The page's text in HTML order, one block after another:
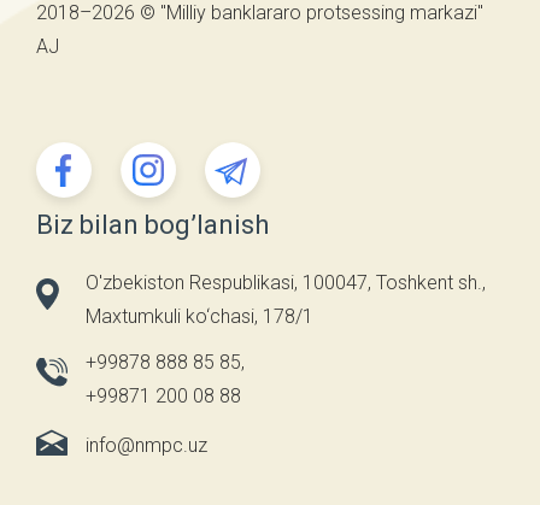
2018–2026 © "Milliy banklararo protsessing markazi"
AJ
Biz bilan bog’lanish
O'zbekiston Respublikasi, 100047, Toshkent sh.,
Maxtumkuli ko‘chasi, 178/1
+99878 888 85 85,
+99871 200 08 88
info@nmpc.uz